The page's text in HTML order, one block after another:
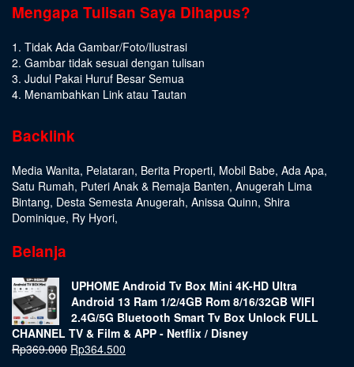
Mengapa Tulisan Saya Dihapus?
1. Tidak Ada Gambar/Foto/Ilustrasi
2. Gambar tidak sesuai dengan tulisan
3. Judul Pakai Huruf Besar Semua
4. Menambahkan Link atau Tautan
Backlink
Media Wanita, Pelataran, Berita Properti, Mobil Babe, Ada Apa,
Satu Rumah, Puteri Anak & Remaja Banten, Anugerah Lima
Bintang, Desta Semesta Anugerah, Anissa Quinn, Shira
Dominique, Ry Hyori,
Belanja
UPHOME Android Tv Box Mini 4K-HD Ultra
Android 13 Ram 1/2/4GB Rom 8/16/32GB WIFI
2.4G/5G Bluetooth Smart Tv Box Unlock FULL
CHANNEL TV & Film & APP - Netflix / Disney
Rp369.000 Rp364.500